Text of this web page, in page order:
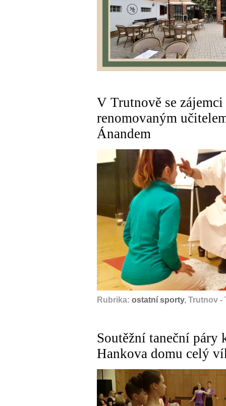
V Trutnově se
renomovaným
Ánandem
Rubrika: ostatní sporty, Trutnov -
Soutěžní taneční páry
Hankova domu celý